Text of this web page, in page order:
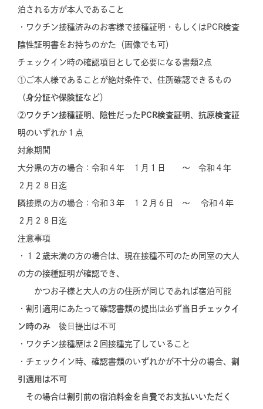
泊される方が本人であること
・ワクチン接種済みのお客様で接種証明・もしくはPCR検査
陰性証明書をお持ちのかた（画像でも可）
チェックイン時の確認項目として必要になる書類2点
①ご本人様であることが絶対条件で、住所確認できるもの
（身分証や保険証など）
②ワクチン接種証明 、 陰性だったPCR検査証明 、 抗原検査証
明 のいずれか１点
対象期間
大分県の方の場合：令和４年 １月１日 ～ 令和４年
２月２８日迄
隣接県の方の場合：令和３年 １２月６日 ～ 令和４年
２月２８日迄
注意事項
・１２歳未満の方の場合は、現在接種不可のため 同室の大人
の方の接種証明が確認でき、
かつお子様と大人の方の住所が同じであれば宿泊可能
・割引適用にあたって確認書類の提出は必ず当日チェックイ
ン時のみ 後日提出は不可
・ワクチン接種歴は２回接種完了していること
・チェックイン時、確認書類のいずれかが不十分の場合、 割
引適用は不可
その場合は割引前の宿泊料金を自費でお支払いいただく